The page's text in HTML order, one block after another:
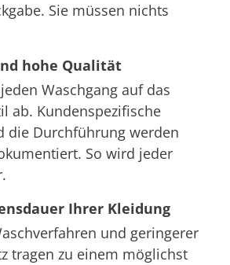
Sie müssen nichts
hohe Qualität
Waschgang auf das
ab. Kundenspezifische
die Durchführung werden
So wird jeder
Ihrer Kleidung
und geringerer
tragen zu einem möglichst